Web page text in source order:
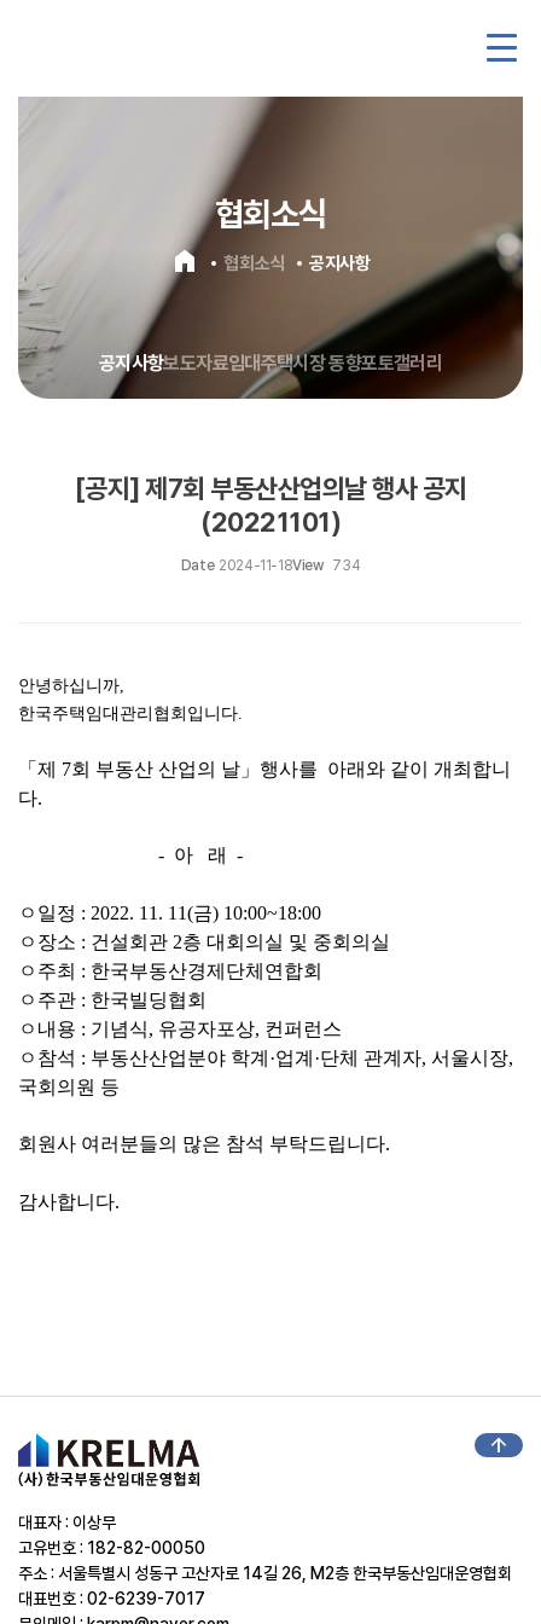
협회소식
home 협회소식 공지사항
공지사항보도자료임대주택시장 동향포토갤러리
[공지] 제7회 부동산산업의날 행사 공지
(20221101)
Date 2024-11-18View 734
안녕하십니까,
한국주택임대관리협회입니다.
「제 7회 부동산 산업의 날」행사를 아래와 같이 개최합니
다.
- 아 래 -
ㅇ일정 : 2022. 11. 11(금) 10:00~18:00
ㅇ장소 : 건설회관 2층 대회의실 및 중회의실
ㅇ주최 : 한국부동산경제단체연합회
ㅇ주관 : 한국빌딩협회
ㅇ내용 : 기념식, 유공자포상, 컨퍼런스
ㅇ참석 : 부동산산업분야 학계·업계 ·단체 관계자, 서울시장,
국회의원 등
회원사 여러분들의 많은 참석 부탁드립니다.
감사합니다.
대표자 : 이상무
고유번호 : 182-82-00050
주소 : 서울특별시 성동구 고산자로 14길 26, M2층 한국부동산임대운영협회
대표번호 : 02-6239-7017
arrow_upward